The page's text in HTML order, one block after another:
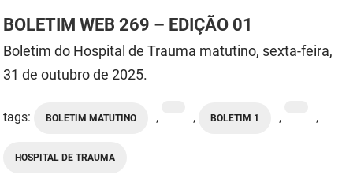
BOLETIM WEB 269 – EDIÇÃO 01
Boletim do Hospital de Trauma matutino, sexta-feira,
31 de outubro de 2025.
tags: BOLETIM MATUTINO , , BOLETIM 1 , ,
HOSPITAL DE TRAUMA